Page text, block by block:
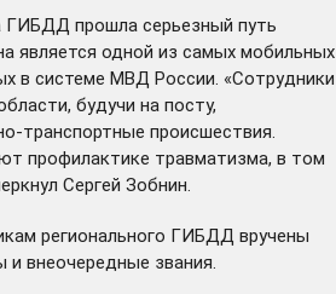
ГИБДД прошла серьезный путь
является одной из самых мобильных
в системе МВД России. «Сотрудники
будучи на посту,
транспортные происшествия.
профилактике травматизма, в том
Сергей Зобнин.
регионального ГИБДД вручены
внеочередные звания.